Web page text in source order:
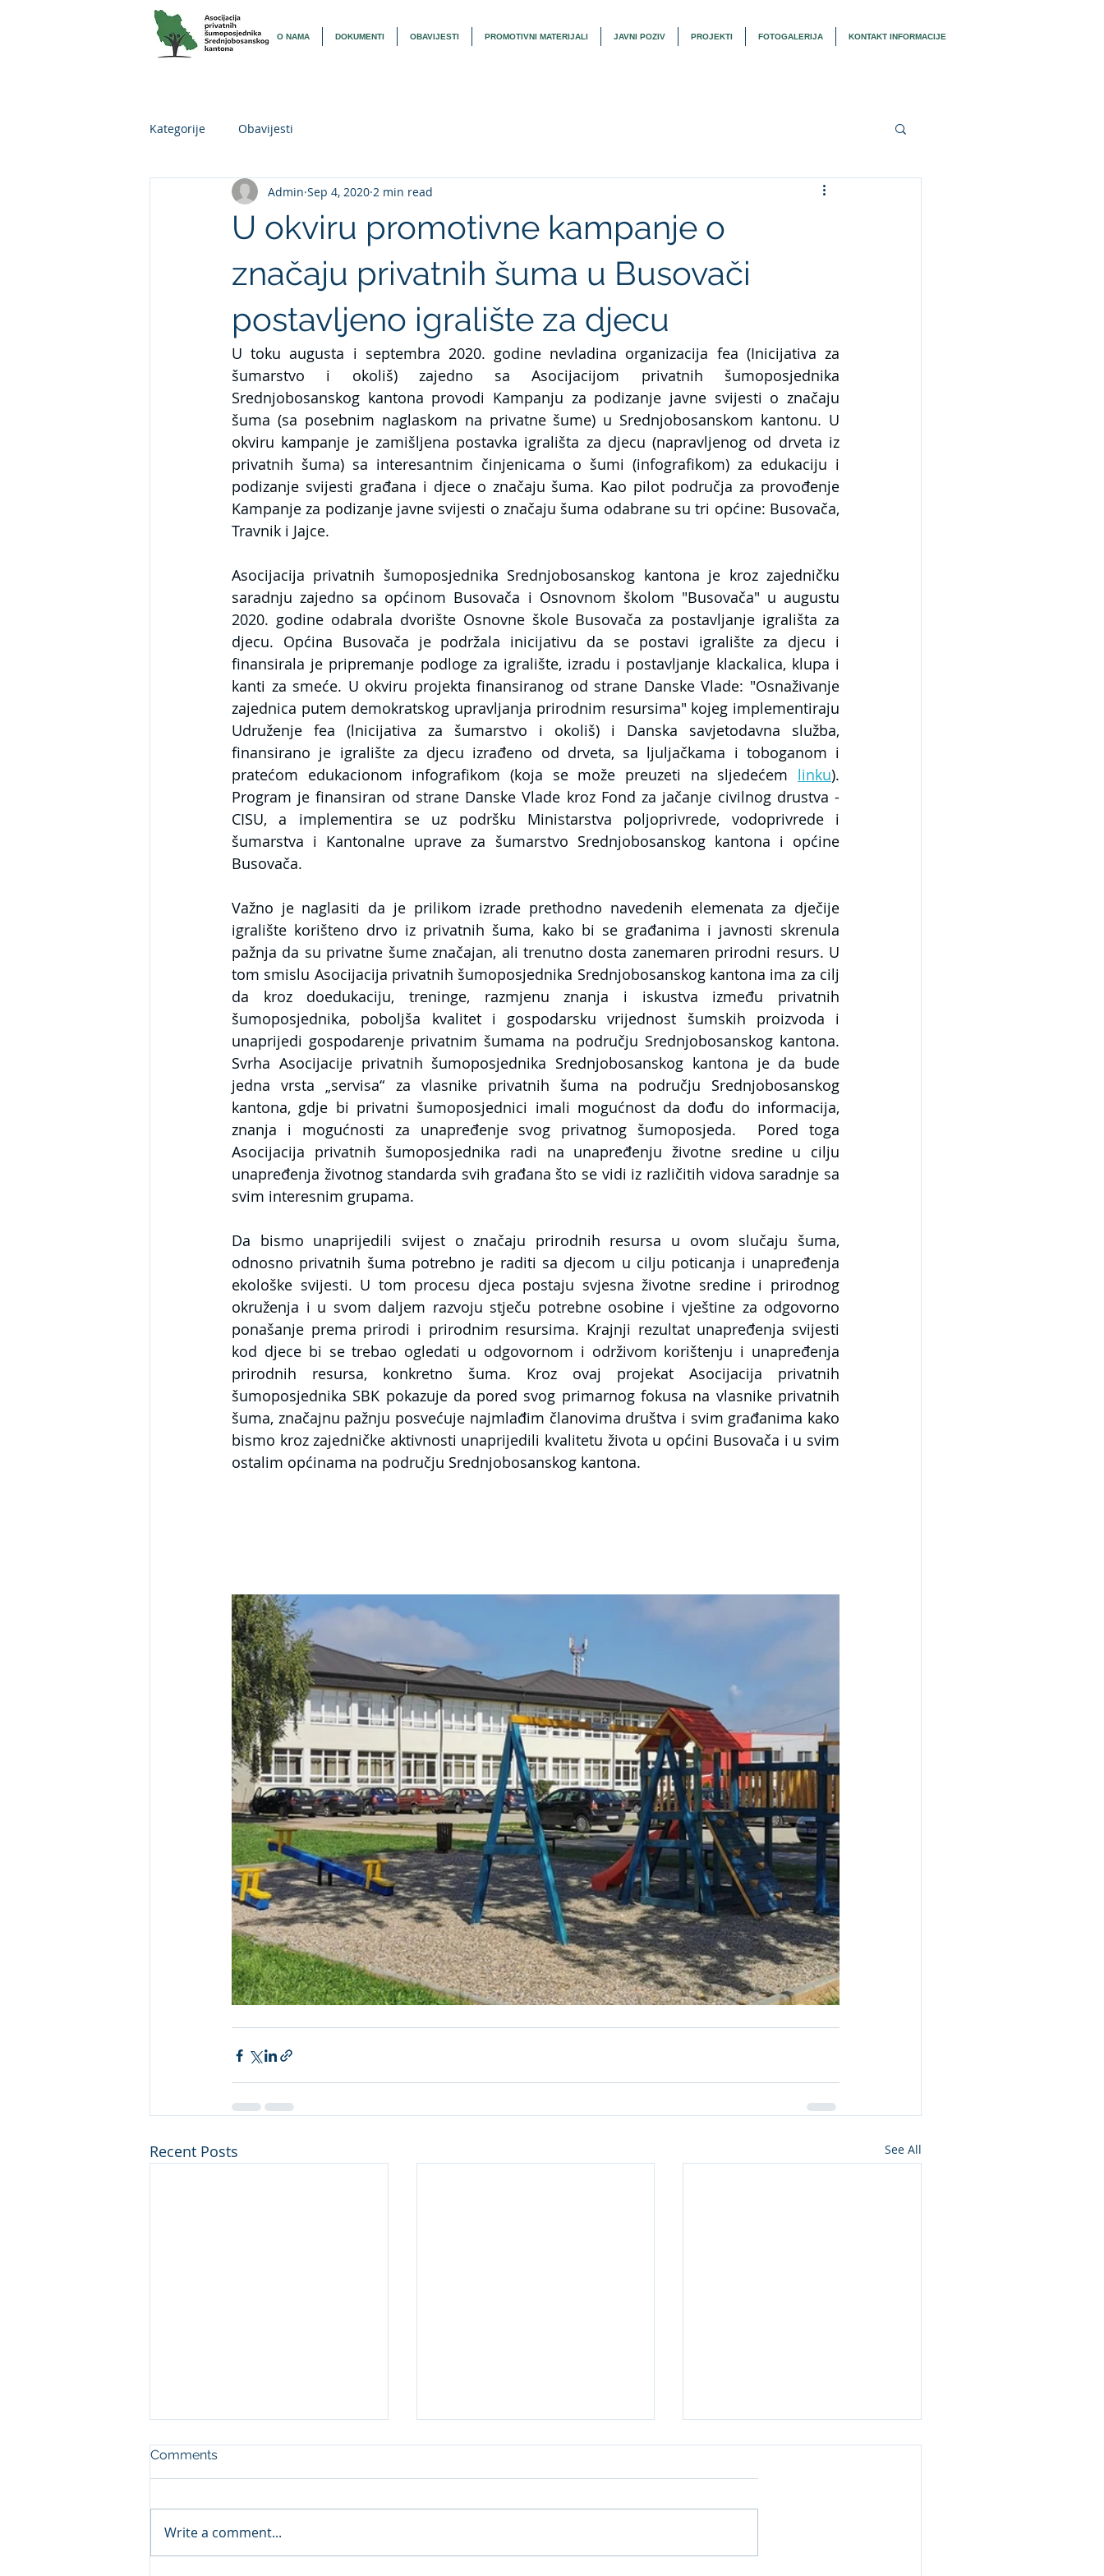
O NAMA DOKUMENTI OBAVIJESTI PROMOTIVNI MATERIJALI JAVNI POZIV PROJEKTI FOTOGALERIJA KONTAKT INFORMACIJE
Kategorije Obavijesti
U okviru promotivne kampanje o
značaju privatnih šuma u Busovači
postavljeno igralište za djecu
Admin Sep 4, 2020 2 min read
U toku augusta i septembra 2020. godine nevladina organizacija fea (Inicijativa za
šumarstvo i okoliš) zajedno sa Asocijacijom privatnih šumoposjednika
Srednjobosanskog kantona provodi Kampanju za podizanje javne svijesti o značaju
šuma (sa posebnim naglaskom na privatne šume) u Srednjobosanskom kantonu. U
okviru kampanje je zamišljena postavka igrališta za djecu (napravljenog od drveta iz
privatnih šuma) sa interesantnim činjenicama o šumi (infografikom) za edukaciju i
podizanje svijesti građana i djece o značaju šuma. Kao pilot područja za provođenje
Kampanje za podizanje javne svijesti o značaju šuma odabrane su tri općine: Busovača,
Travnik i Jajce.
Asocijacija privatnih šumoposjednika Srednjobosanskog kantona je kroz zajedničku
saradnju zajedno sa općinom Busovača i Osnovnom školom "Busovača" u augustu
2020. godine odabrala dvorište Osnovne škole Busovača za postavljanje igrališta za
djecu. Općina Busovača je podržala inicijativu da se postavi igralište za djecu i
finansirala je pripremanje podloge za igralište, izradu i postavljanje klackalica, klupa i
kanti za smeće. U okviru projekta finansiranog od strane Danske Vlade: "Osnaživanje
zajednica putem demokratskog upravljanja prirodnim resursima" kojeg implementiraju
Udruženje fea (lnicijativa za šumarstvo i okoliš) i Danska savjetodavna služba,
finansirano je igralište za djecu izrađeno od drveta, sa ljuljačkama i toboganom i
pratećom edukacionom infografikom (koja se može preuzeti na sljedećem linku).
Program je finansiran od strane Danske Vlade kroz Fond za jačanje civilnog drustva -
CISU, a implementira se uz podršku Ministarstva poljoprivrede, vodoprivrede i
šumarstva i Kantonalne uprave za šumarstvo Srednjobosanskog kantona i općine
Busovača.
Važno je naglasiti da je prilikom izrade prethodno navedenih elemenata za dječije
igralište korišteno drvo iz privatnih šuma, kako bi se građanima i javnosti skrenula
pažnja da su privatne šume značajan, ali trenutno dosta zanemaren prirodni resurs. U
tom smislu Asocijacija privatnih šumoposjednika Srednjobosanskog kantona ima za cilj
da kroz doedukaciju, treninge, razmjenu znanja i iskustva između privatnih
šumoposjednika, poboljša kvalitet i gospodarsku vrijednost šumskih proizvoda i
unaprijedi gospodarenje privatnim šumama na području Srednjobosanskog kantona.
Svrha Asocijacije privatnih šumoposjednika Srednjobosanskog kantona je da bude
jedna vrsta „servisa“ za vlasnike privatnih šuma na području Srednjobosanskog
kantona, gdje bi privatni šumoposjednici imali mogućnost da dođu do informacija,
znanja i mogućnosti za unapređenje svog privatnog šumoposjeda.  Pored toga
Asocijacija privatnih šumoposjednika radi na unapređenju životne sredine u cilju
unapređenja životnog standarda svih građana što se vidi iz različitih vidova saradnje sa
svim interesnim grupama.
Da bismo unaprijedili svijest o značaju prirodnih resursa u ovom slučaju šuma,
odnosno privatnih šuma potrebno je raditi sa djecom u cilju poticanja i unapređenja
ekološke svijesti. U tom procesu djeca postaju svjesna životne sredine i prirodnog
okruženja i u svom daljem razvoju stječu potrebne osobine i vještine za odgovorno
ponašanje prema prirodi i prirodnim resursima. Krajnji rezultat unapređenja svijesti
kod djece bi se trebao ogledati u odgovornom i održivom korištenju i unapređenja
prirodnih resursa, konkretno šuma. Kroz ovaj projekat Asocijacija privatnih
šumoposjednika SBK pokazuje da pored svog primarnog fokusa na vlasnike privatnih
šuma, značajnu pažnju posvećuje najmlađim članovima društva i svim građanima kako
bismo kroz zajedničke aktivnosti unaprijedili kvalitetu života u općini Busovača i u svim
ostalim općinama na području Srednjobosanskog kantona.
Recent Posts See All
Comments
Write a comment...